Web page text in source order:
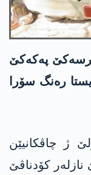
په‌كه‌كێ
ره‌نگ سۆرا
ژ چاڤکانیێن
کۆدناڤێ